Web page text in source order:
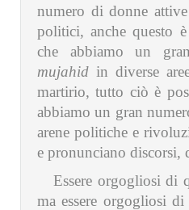
numero di donne
politici, anche questo
che abbiamo un
mujahid in diverse
martirio, tutto ciò è
abbiamo un gran
arene politiche e
e pronunciano discorsi,
Essere orgogliosi di
ma essere orgogliosi